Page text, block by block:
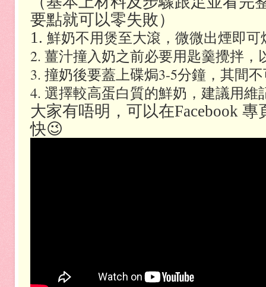
要點就可以零失敗）
1. 鮮奶不用煲至大滾，微微出煙即
2. 薑汁撞入奶之前必要用匙羹攪拌，
3. 撞奶後要蓋上碟焗3-5分鐘，其間
4. 選擇較高蛋白質的鮮奶，建議用
大家有唔明，可以在Facebook
快😉